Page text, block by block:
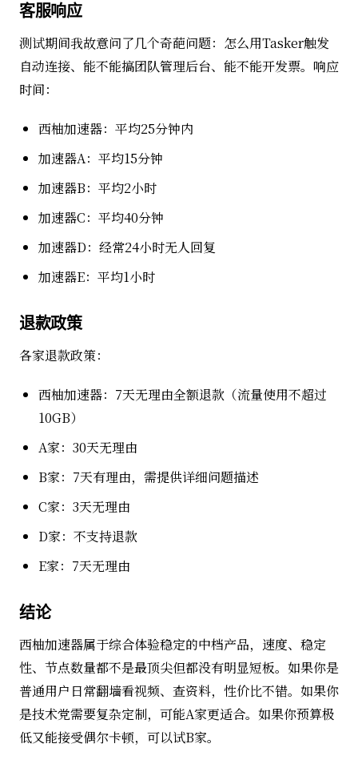
客服响应
测试期间我故意问了几个奇葩问题：怎么用Tasker触发
自动连接、能不能搞团队管理后台、能不能开发票。响应
时间：
西柚加速器：平均25分钟内
加速器A：平均15分钟
加速器B：平均2小时
加速器C：平均40分钟
加速器D：经常24小时无人回复
加速器E：平均1小时
退款政策
各家退款政策：
西柚加速器：7天无理由全额退款（流量使用不超过
10GB）
A家：30天无理由
B家：7天有理由，需提供详细问题描述
C家：3天无理由
D家：不支持退款
E家：7天无理由
结论
西柚加速器属于综合体验稳定的中档产品，速度、稳定
性、节点数量都不是最顶尖但都没有明显短板。如果你是
普通用户日常翻墙看视频、查资料，性价比不错。如果你
是技术党需要复杂定制，可能A家更适合。如果你预算极
低又能接受偶尔卡顿，可以试B家。